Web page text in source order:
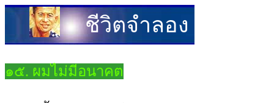
ชีวิตจำลอง
๑๕. ผมไม่มีอนาคต